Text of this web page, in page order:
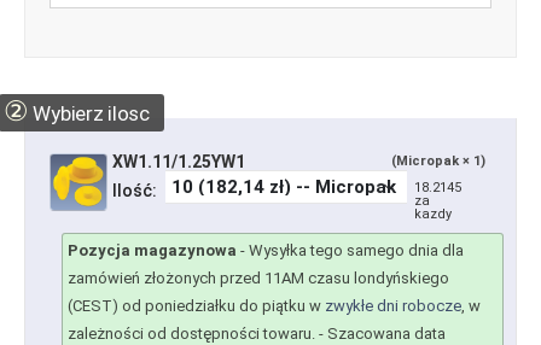
② Wybierz ilosc
XW1.11/1.25YW1 (Micropak × 1)
Ilość:
18.2145
za
kazdy
Pozycja magazynowa - Wysyłka tego samego dnia dla
zamówień złożonych przed 11AM czasu londyńskiego
(CEST) od poniedziałku do piątku w zwykłe dni robocze, w
zależności od dostępności towaru. - Szacowana data